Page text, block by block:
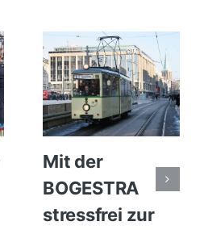
Mit der
BOGESTRA
stressfrei zur